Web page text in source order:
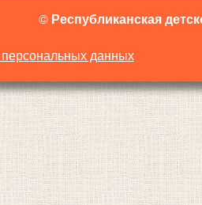
© Республиканская
данных